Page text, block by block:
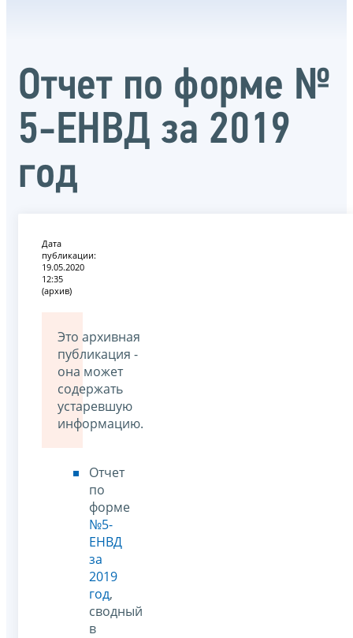
Отчет по форме №
5-ЕНВД за 2019
год
Дата
публикации:
19.05.2020
12:35
(архив)
Это архивная
публикация -
она может
содержать
устаревшую
информацию.
Отчет
по
форме
№5-
ЕНВД
за
2019
год,
сводный
в